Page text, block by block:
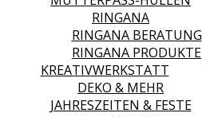
RINGANA
RINGANA BERATUNG
RINGANA PRODUKTE
KREATIVWERKSTATT
DEKO & MEHR
JAHRESZEITEN & FESTE